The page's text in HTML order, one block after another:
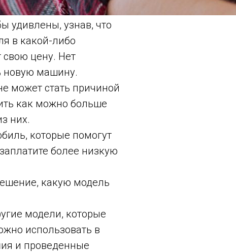
удивлены, узнав, что
в какой-либо
цену. Нет
новую машину.
может стать причиной
как можно больше
них.
которые помогут
более низкую
какую модель
модели, которые
использовать в
и проведенные